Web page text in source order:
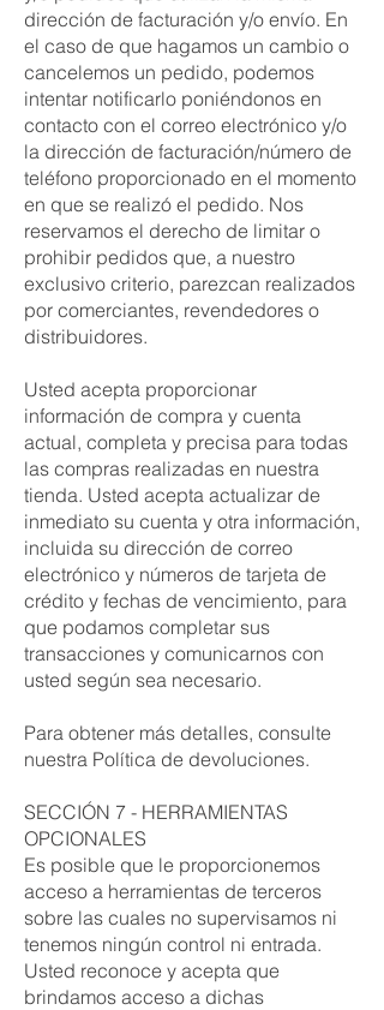
dirección de facturación y/o envío. En
el caso de que hagamos un cambio o
cancelemos un pedido, podemos
intentar notificarlo poniéndonos en
contacto con el correo electrónico y/o
la dirección de facturación/número de
teléfono proporcionado en el momento
en que se realizó el pedido. Nos
reservamos el derecho de limitar o
prohibir pedidos que, a nuestro
exclusivo criterio, parezcan realizados
por comerciantes, revendedores o
distribuidores.
Usted acepta proporcionar
información de compra y cuenta
actual, completa y precisa para todas
las compras realizadas en nuestra
tienda. Usted acepta actualizar de
inmediato su cuenta y otra información,
incluida su dirección de correo
electrónico y números de tarjeta de
crédito y fechas de vencimiento, para
que podamos completar sus
transacciones y comunicarnos con
usted según sea necesario.
Para obtener más detalles, consulte
nuestra Política de devoluciones.
SECCIÓN 7 - HERRAMIENTAS
OPCIONALES
Es posible que le proporcionemos
acceso a herramientas de terceros
sobre las cuales no supervisamos ni
tenemos ningún control ni entrada.
Usted reconoce y acepta que
brindamos acceso a dichas